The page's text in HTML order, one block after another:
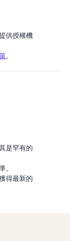
供授權機
。
是罕有的
。
得最新的